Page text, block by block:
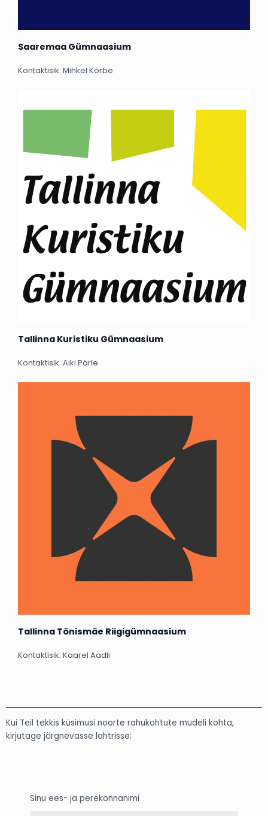
Saaremaa Gümnaasium
Kontaktisik: Mihkel Kõrbe
Tallinna Kuristiku Gümnaasium
Kontaktisik: Aiki Pärle
Tallinna Tõnismäe Riigigümnaasium
Kontaktisik: Kaarel Aadli
Kui Teil tekkis küsimusi noorte rahukohtute mudeli kohta,
kirjutage järgnevasse lahtrisse:
Sinu ees- ja perekonnanimi